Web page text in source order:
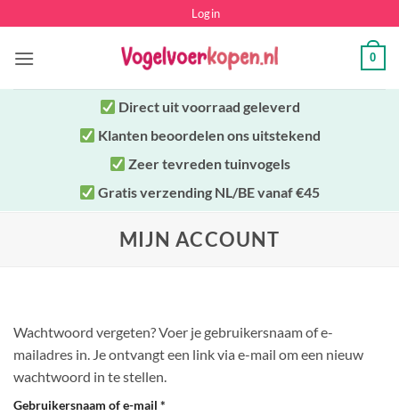
naar
inhoud
Login
0
Direct uitvoorraad geleverd
Klanten beoordelen ons uitstekend
Zeer tevreden tuinvogels
Gratis verzending NL/BE vanaf €45
MIJN ACCOUNT
Wachtwoord vergeten? Voer je gebruikersnaam of e-
mailadres in. Je ontvangt een link via e-mail om een nieuw
wachtwoord in te stellen.
Gebruikersnaam of e-mail *